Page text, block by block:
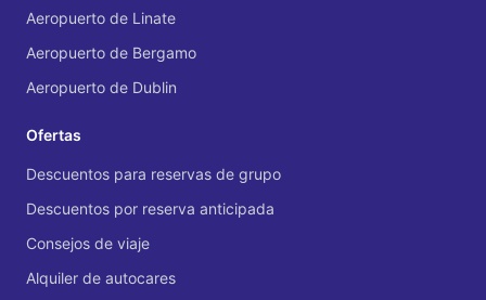
Aeropuerto de Linate
Aeropuerto de Bergamo
Aeropuerto de Dublin
Ofertas
Descuentos para reservas de grupo
Descuentos por reserva anticipada
Consejos de viaje
Alquiler de autocares